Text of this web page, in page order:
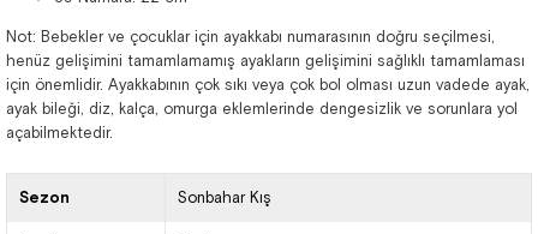
Not: Bebekler ve çocuklar için ayakkabı numarasının doğru seçilmesi,
henüz gelişimini tamamlamamış ayakların gelişimini sağlıklı tamamlaması
için önemlidir. Ayakkabının çok sıkı veya çok bol olması uzun vadede ayak,
ayak bileği, diz, kalça, omurga eklemlerinde dengesizlik ve sorunlara yol
açabilmektedir.
Sezon Sonbahar Kış